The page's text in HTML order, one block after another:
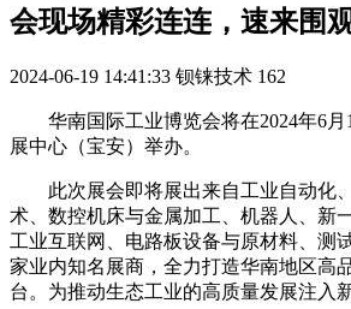
会现场精彩连连，速来围
2024-06-19 14:41:33 钡铼技术 162
华南国际工业博览会将在2024年6
展中心（宝安）举办。
此次展会即将展出来自工业自动化
术、数控机床与金属加工、机器人、新
工业互联网、电路板设备与原材料、测
家业内知名展商，全力打造华南地区高
台。为推动生态工业的高质量发展注入